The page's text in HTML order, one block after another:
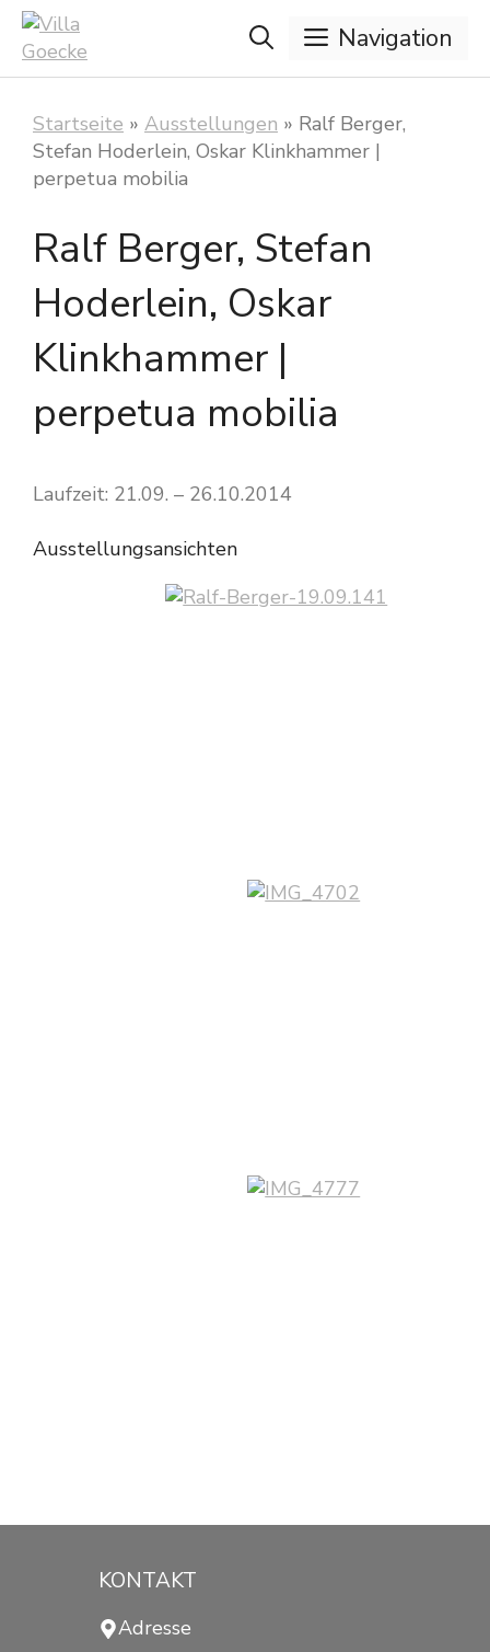
Zum
Inhalt
springen
Navigation
Startseite » Ausstellungen » Ralf Berger,
Stefan Hoderlein, Oskar Klinkhammer |
perpetua mobilia
Ralf Berger, Stefan
Hoderlein, Oskar
Klinkhammer |
perpetua mobilia
Laufzeit: 21.09. – 26.10.2014
Ausstellungsansichten
KONTAKT
Adresse